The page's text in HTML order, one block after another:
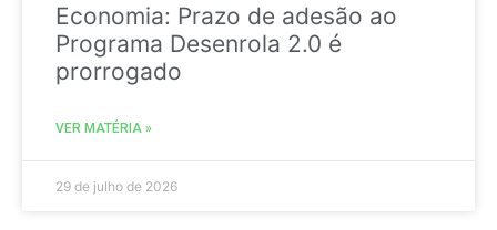
Economia: Prazo de adesão ao
Programa Desenrola 2.0 é
prorrogado
VER MATÉRIA »
29 de julho de 2026